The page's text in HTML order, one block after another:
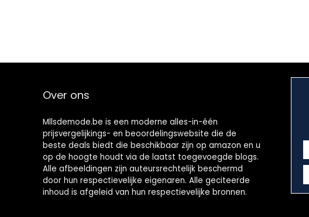
Over ons
Mllsdemode.be is een moderne alles-in-één
prijsvergelijkings- en beoordelingswebsite die de
beste deals biedt die beschikbaar zijn op amazon en u
op de hoogte houdt via de laatst toegevoegde blogs.
Alle afbeeldingen zijn auteursrechtelijk beschermd
door hun respectievelijke eigenaren. Alle geciteerde
inhoud is afgeleid van hun respectievelijke bronnen.